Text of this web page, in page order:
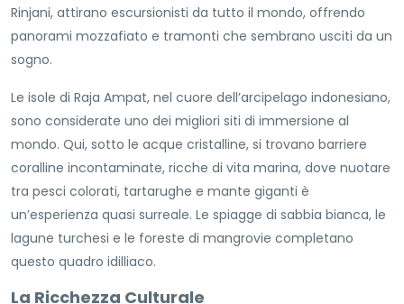
Rinjani, attirano escursionisti da tutto il mondo, offrendo
panorami mozzafiato e tramonti che sembrano usciti da un
sogno.
Le isole di Raja Ampat, nel cuore dell’arcipelago indonesiano,
sono considerate uno dei migliori siti di immersione al
mondo. Qui, sotto le acque cristalline, si trovano barriere
coralline incontaminate, ricche di vita marina, dove nuotare
tra pesci colorati, tartarughe e mante giganti è
un’esperienza quasi surreale. Le spiagge di sabbia bianca, le
lagune turchesi e le foreste di mangrovie completano
questo quadro idilliaco.
La Ricchezza Culturale